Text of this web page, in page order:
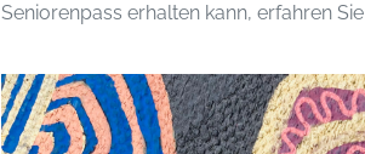
Seniorenpass erhalten kann, erfahren Sie